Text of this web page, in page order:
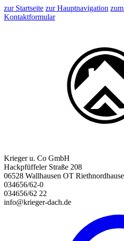
zur Startseite zur Hauptnavigation
Kontaktformular
Krieger u. Co GmbH
Hackpfüffeler Straße 208
06528 Wallhausen OT
034656/62-0
034656/62 22
info@krieger-dach.de